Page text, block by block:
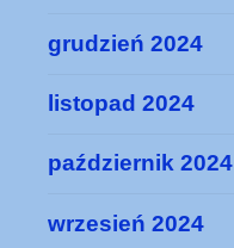
grudzień 2024
listopad 2024
październik 2024
wrzesień 2024